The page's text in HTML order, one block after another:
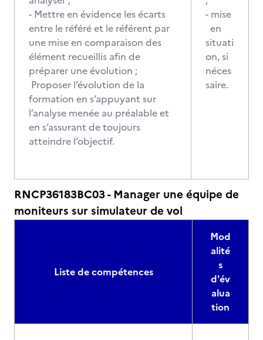
- Mettre en évidence les écarts
entre le référé et le référent par
une mise en comparaison des
élément recueillis afin de
préparer une évolution ;
Proposer l’évolution de la
formation en s’appuyant sur
l’analyse menée au préalable et
en s’assurant de toujours
atteindre l’objectif.
- mise
en
situati
on, si
néces
saire.
RNCP36183BC03 - Manager une équipe de
moniteurs sur simulateur de vol
Liste de compétences
Mod
alité
s
d'év
alua
tion